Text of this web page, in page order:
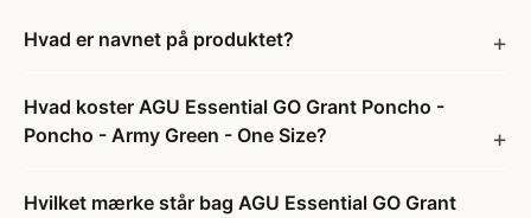
Hvad er navnet på produktet?
Hvad koster AGU Essential GO Grant Poncho -
Poncho - Army Green - One Size?
Hvilket mærke står bag AGU Essential GO Grant